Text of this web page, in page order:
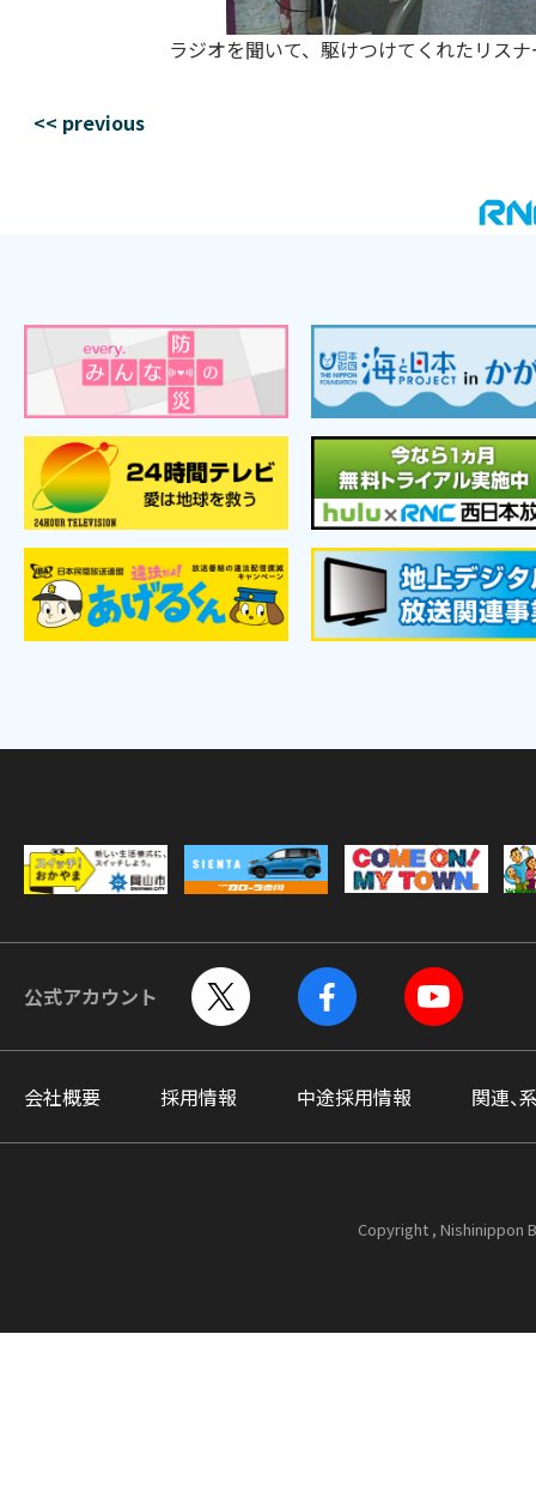
ラジオを聞いて、駆けつけてくれたリス
<< previous
公式アカウント
会社概要 採用情報 中途採用情報 関連、
Copyright , Nishinippon